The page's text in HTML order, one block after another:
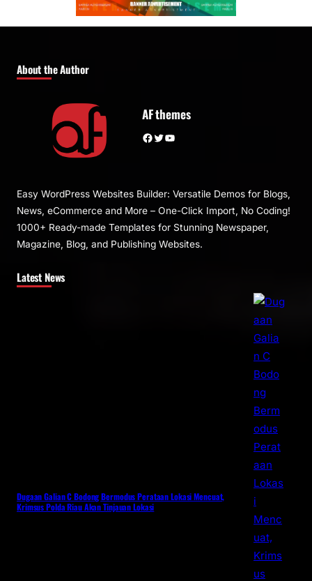
About the Author
AF themes
Facebook Twitter YouTube
Easy WordPress Websites Builder: Versatile Demos for Blogs,
News, eCommerce and More – One-Click Import, No Coding!
1000+ Ready-made Templates for Stunning Newspaper,
Magazine, Blog, and Publishing Websites.
Latest News
Dugaan Galian C Bodong Bermodus Perataan Lokasi Mencuat,
Krimsus Polda Riau Akan Tinjauan Lokasi